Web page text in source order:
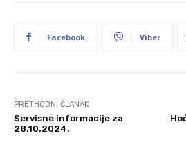
Facebook Viber
PRETHODNI ČLANAK
Servisne informacije za
28.10.2024.